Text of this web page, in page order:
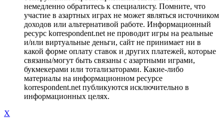
немедленно обратитесь к специалисту. Помните, что
участие в азартных играх не может являться источником
доходов или альтернативой работе. Информационный
ресурс korrespondent.net не проводит игры на реальные
и/или виртуальные деньги, сайт не принимает ни в
какой форме оплату ставок и других платежей, которые
связаны/могут быть связаны с азартными играми,
букмекерами или тотализаторами. Какие-либо
материалы на информационном ресурсе
korrespondent.net публикуются исключительно в
информационных целях.
X